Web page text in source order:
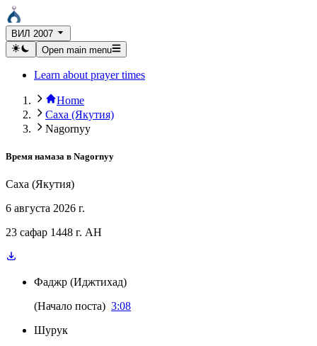
ВИЛ 2007
Open main menu
Learn about prayer times
Home
Саха (Якутия)
Nagornyy
Время намаза в Nagornyy
Саха (Якутия)
6 августа 2026 г.
23 сафар 1448 г. AH
Фаджр (Иджтихад)
(Начало поста) 3:08
Шурук